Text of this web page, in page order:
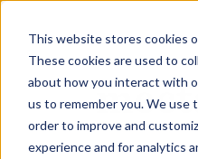
This website stores cookies
These cookies are used to
about how you interact with
us to remember you. We use
order to improve and
experience and for analytics